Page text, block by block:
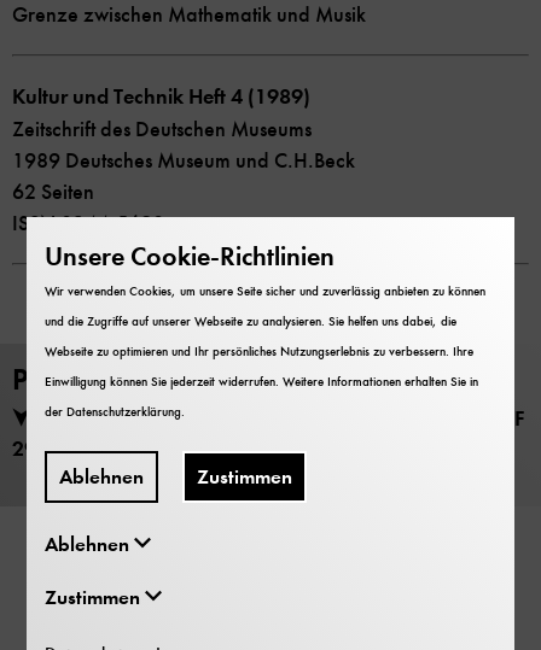
Grenze zwischen Mathematik und Musik
Kultur und Technik Heft 4 (1989)
Zeitschrift des Deutschen Museums
1989 Deutsches Museum und C.H.Beck
62 Seiten
ISSN 0344-5690
PDF Download
Kultur und Technik Heft 4 (1989) herunterladen (PDF
29 MB)
Mehr zu Kultur & Technik
Unsere Cookie-Richtlinien
Wir verwenden Cookies, um unsere Seite sicher und zuverlässig anbieten zu können
und die Zugriffe auf unserer Webseite zu analysieren. Sie helfen uns dabei, die
Webseite zu optimieren und Ihr persönliches Nutzungserlebnis zu verbessern. Ihre
Einwilligung können Sie jederzeit widerrufen. Weitere Informationen erhalten Sie in
derDatenschutzerklärung
Ablehnen Zustimmen
Ablehnen
Zustimmen